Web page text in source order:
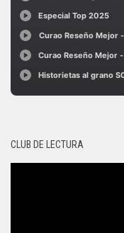
CLUB DE LECTURA